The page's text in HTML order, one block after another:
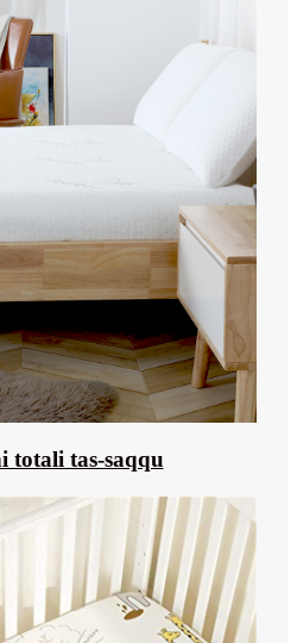
totali tas-saqqu